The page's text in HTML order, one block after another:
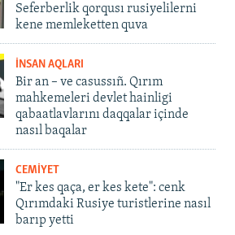
Seferberlik qorqusı rusiyelilerni
kene memleketten quva
İNSAN AQLARI
Bir an – ve casussıñ. Qırım
mahkemeleri devlet hainligi
qabaatlavlarını daqqalar içinde
nasıl baqalar
CEMİYET
"Er kes qaça, er kes kete": cenk
Qırımdaki Rusiye turistlerine nasıl
barıp yetti